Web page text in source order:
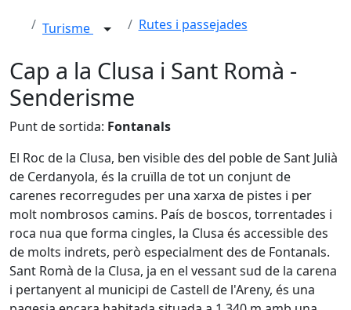
Turisme Rutes i passejades
Cap a la Clusa i Sant Romà -
Senderisme
Punt de sortida: Fontanals
El Roc de la Clusa, ben visible des del poble de Sant Julià
de Cerdanyola, és la cruïlla de tot un conjunt de
carenes recorregudes per una xarxa de pistes i per
molt nombrosos camins. País de boscos, torrentades i
roca nua que forma cingles, la Clusa és accessible des
de molts indrets, però especialment des de Fontanals.
Sant Romà de la Clusa, ja en el vessant sud de la carena
i pertanyent al municipi de Castell de l'Areny, és una